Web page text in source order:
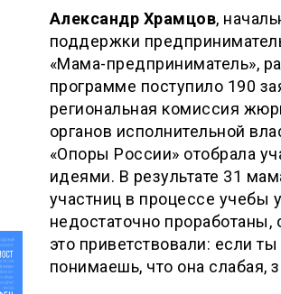
Александр Храмцов,
поддержки
«Мама-предприниматель»,
программе поступило 190
региональная комиссия
органов исполнительной
«Опоры России» отобрала
идеями. В результате 31
участниц в процессе учебы
недостаточно проработаны,
это приветствовали: если
понимаешь, что она слабая,